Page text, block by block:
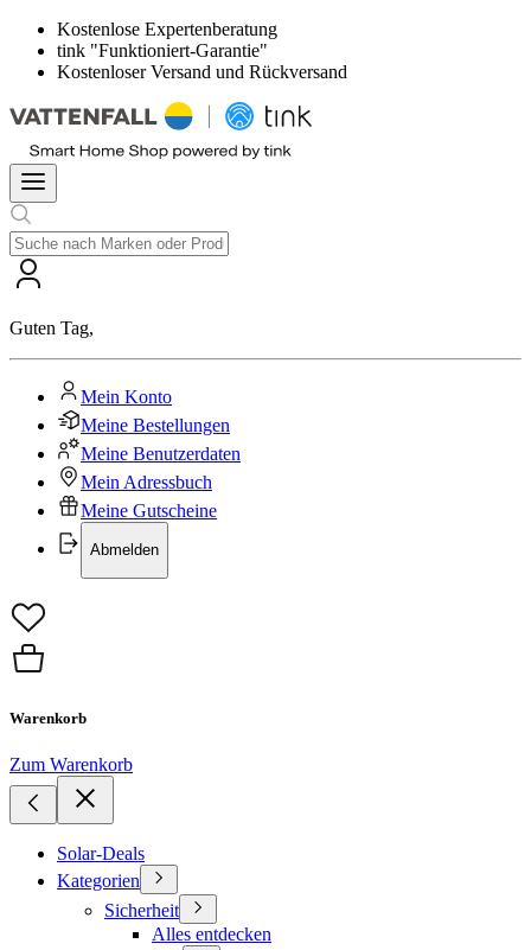
Kostenlose Expertenberatung
tink "Funktioniert-Garantie"
Kostenloser Versand und Rückversand
Guten Tag,
Mein Konto
Meine Bestellungen
Meine Benutzerdaten
Mein Adressbuch
Meine Gutscheine
Abmelden
Warenkorb
Zum Warenkorb
Solar-Deals
Kategorien
Sicherheit
Alles entdecken